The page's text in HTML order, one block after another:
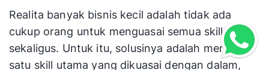
Realita banyak bisnis kecil adalah tidak ada
cukup orang untuk menguasai semua skill
sekaligus. Untuk itu, solusinya adalah memilih
satu skill utama yang dikuasai dengan dalam,